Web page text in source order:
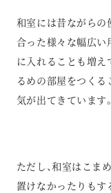
和室には昔ながらの
合った様々な幅広い
に入れることも増え
るめの部屋をつくる
気が出てきています。
ただし、和室はこま
置けなかったりも